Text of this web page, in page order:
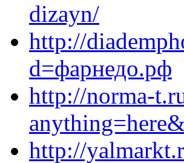
dizayn/
http://
d=фарнедо.рф
http://norma-
http://